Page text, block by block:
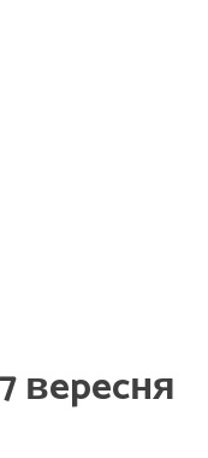
вepecня